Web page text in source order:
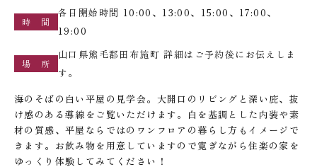
時 間
各日開始時間 10:00、13:00、15:00、17:00、
19:00
場 所
山口県熊毛郡田布施町 詳細はご予約後にお伝えしま
す。
海のそばの白い平屋の見学会。大開口のリビングと深い庇、抜
け感のある導線をご覧いただけます。白を基調とした内装や素
材の質感、平屋ならではのワンフロアの暮らし方もイメージで
きます。お飲み物を用意していますので寛ぎながら住楽の家を
ゆっくり体験してみてください！